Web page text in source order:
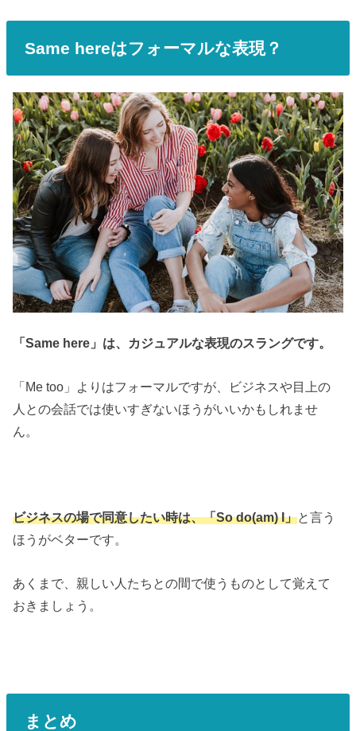
Same hereはフォーマルな表現？
「Same here」は、カジュアルな表現のスラングです。
「Me too」よりはフォーマルですが、ビジネスや目上の
人との会話では使いすぎないほうがいいかもしれませ
ん。
ビジネスの場で同意したい時は、「So do(am) I」と言う
ほうがベターです。
あくまで、親しい人たちとの間で使うものとして覚えて
おきましょう。
まとめ